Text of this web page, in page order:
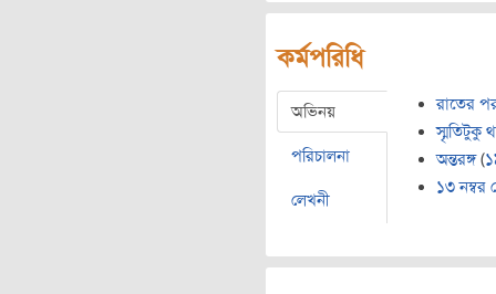
কর্মপরিধি
অভিনয়
পরিচালনা
লেখনী
রাতের
স্মৃতিটুকু
অন্তরঙ্গ(
১৩ নম্বর